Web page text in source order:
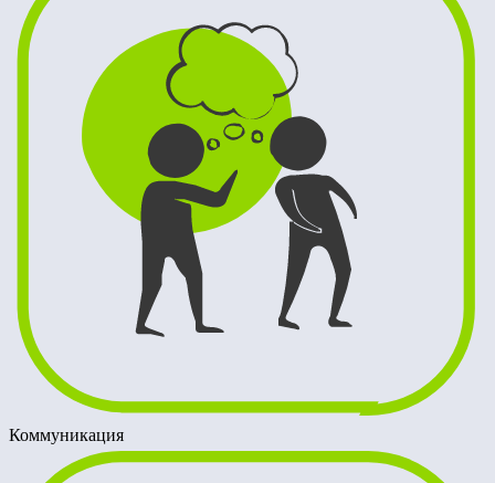
Коммуникация